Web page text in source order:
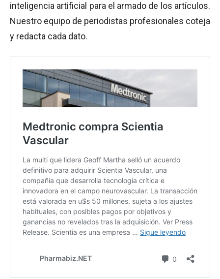
inteligencia artificial para el armado de los artículos.
Nuestro equipo de periodistas profesionales coteja
y redacta cada dato.